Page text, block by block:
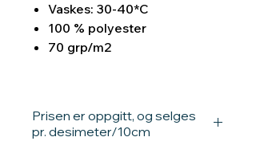
Vaskes: 30-40*C
100 % polyester
70 grp/m2
Prisen er oppgitt, og selges
pr. desimeter/10cm